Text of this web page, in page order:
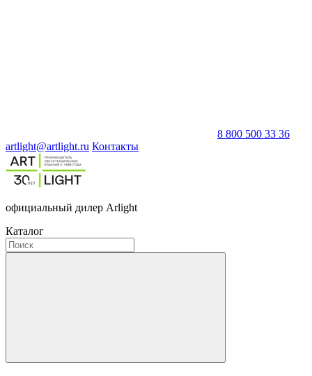
8 800 500 33 36
artlight@artlight.ru Контакты
официальный дилер Arlight
Каталог